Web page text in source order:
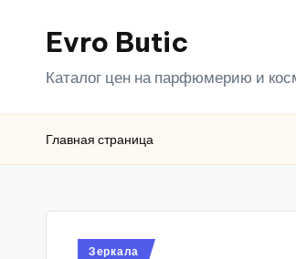
ПерейтиEvro Butic
Каталог цен на парфюмерию и
Главная страница
Опубликовано
Зеркала